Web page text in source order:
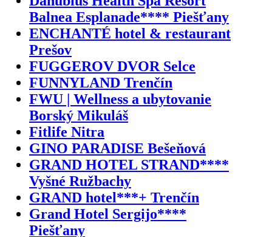
Balnea Esplanade**** Piešťany
ENCHANTÉ hotel & restaurant
Prešov
FUGGEROV DVOR Selce
FUNNYLAND Trenčín
FWU | Wellness a ubytovanie
Borský Mikuláš
Fitlife Nitra
GINO PARADISE Bešeňová
GRAND HOTEL STRAND****
Vyšné Ružbachy
GRAND hotel***+ Trenčín
Grand Hotel Sergijo****
Piešťany